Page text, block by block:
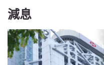
減息